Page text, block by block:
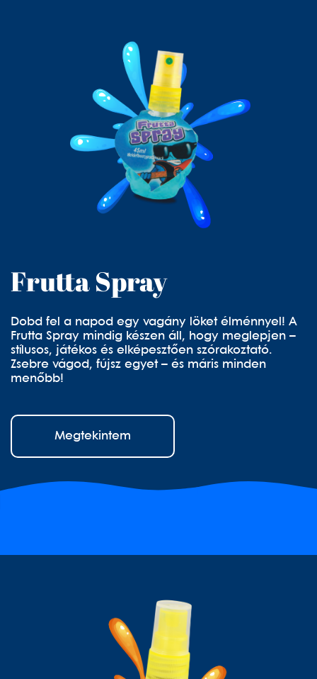
Frutta Spray
Dobd fel a napod egy vagány löket élménnyel! A
Frutta Spray mindig készen áll, hogy meglepjen –
stílusos, játékos és elképesztően szórakoztató.
Zsebre vágod, fújsz egyet – és máris minden
menőbb!
Megtekintem